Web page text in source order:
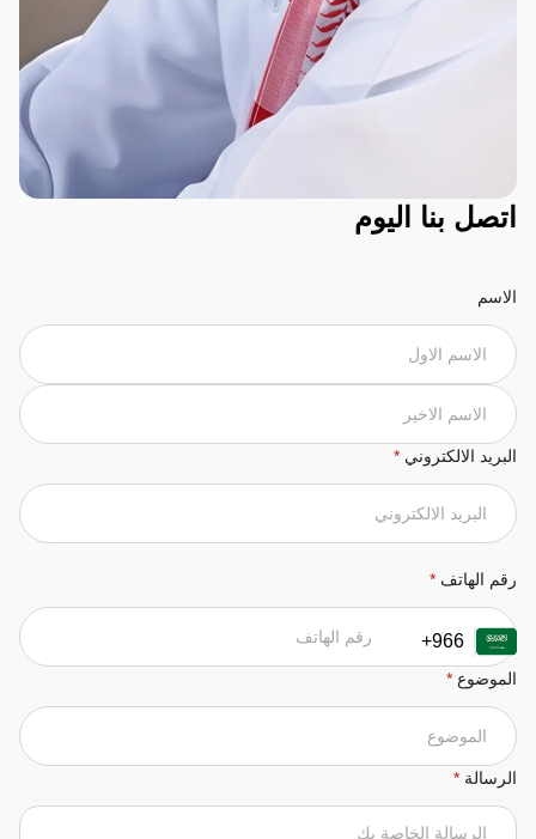
اتصل بنا اليوم
الاسم
البريد الالكتروني *
+966
رقم الهاتف *
الموضوع *
الرسالة *